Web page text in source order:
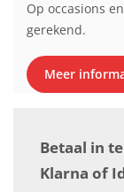
Op occasions
gerekend.
Meer
Betaal in
Klarna of